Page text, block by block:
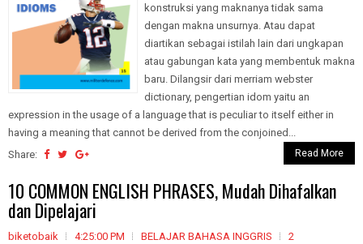
konstruksi yang maknanya tidak sama
dengan makna unsurnya. Atau dapat
diartikan sebagai istilah lain dari ungkapan
atau gabungan kata yang membentuk makna
baru. Dilangsir dari merriam webster
dictionary, pengertian idom yaitu an
expression in the usage of a language that is peculiar to itself either in
having a meaning that cannot be derived from the conjoined...
Share:
Read More
10 COMMON ENGLISH PHRASES, Mudah Dihafalkan
dan Dipelajari
biketobaik 4:25:00 PM BELAJAR BAHASA INGGRIS
2